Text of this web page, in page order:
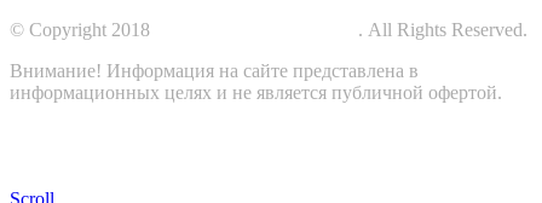
© Copyright 2018
. All Rights Reserved.
Внимание! Информация на сайте представлена в
информационных целях и не является публичной офертой.
Scroll